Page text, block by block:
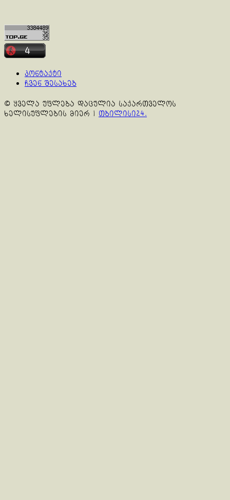
კონტაქტი
ჩვენ შესახებ
© ყველა უფლება დაცულია საქართველოს
ხელისუფლების მიერ | თბილისი24.